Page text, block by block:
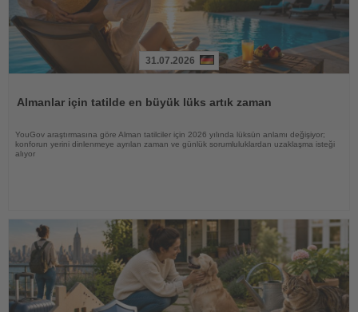
31.07.2026
Almanlar için tatilde en büyük lüks artık zaman
YouGov araştırmasına göre Alman tatilciler için 2026 yılında lüksün anlamı değişiyor;
konforun yerini dinlenmeye ayrılan zaman ve günlük sorumluluklardan uzaklaşma isteği
alıyor